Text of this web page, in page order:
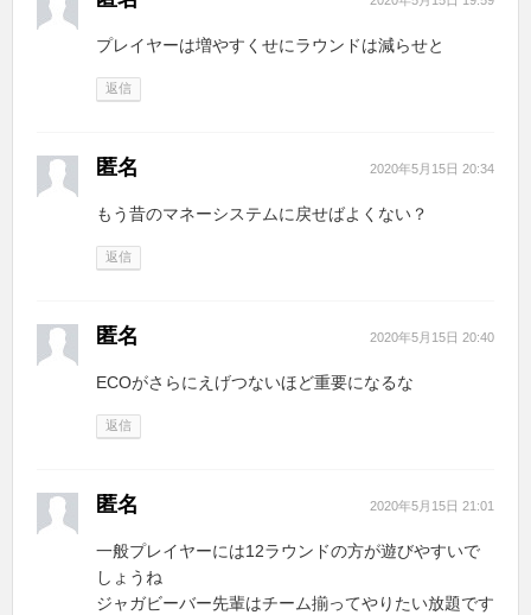
プレイヤーは増やすくせにラウンドは減らせと
返信
匿名 2020年5月15日 20:34
もう昔のマネーシステムに戻せばよくない？
返信
匿名 2020年5月15日 20:40
ECOがさらにえげつないほど重要になるな
返信
匿名 2020年5月15日 21:01
一般プレイヤーには12ラウンドの方が遊びやすいで
しょうね
ジャガビーバー先輩はチーム揃ってやりたい放題です